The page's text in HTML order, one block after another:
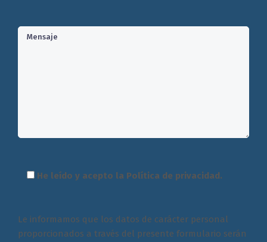
He leído y acepto la Política de privacidad.
Le informamos que los datos de carácter personal
proporcionados a través del presente formulario serán